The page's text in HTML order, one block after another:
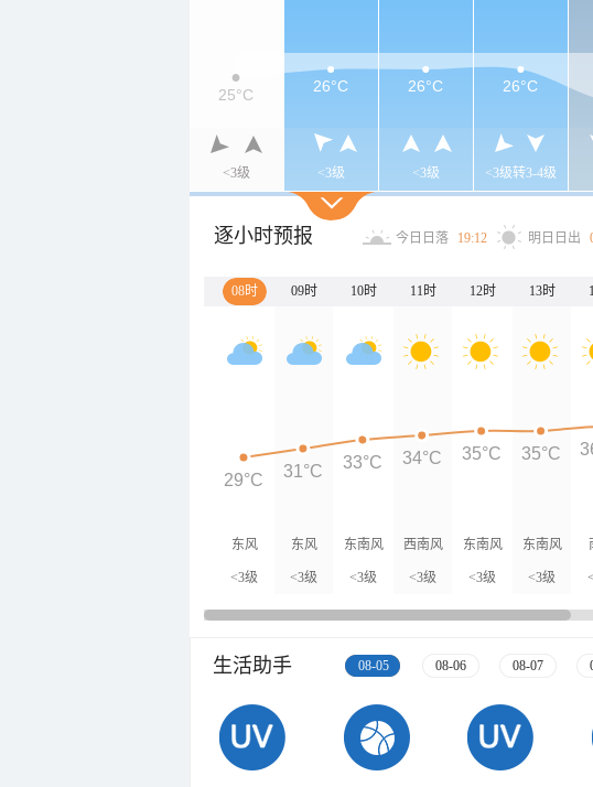
<3级 <3级 <3级 <3级转3-4级
25°C 26°C 26°C
26°C
逐小时预报 今日日落 19:12 明日日出
08时 09时 10时 11时 12时 13时
东风
<3级
东风
<3级
东南风
<3级
西南风
<3级
东南风
<3级
东南风
<3级
29°C 31°C 33°C 34°C 35°C 35°C
生活助手 08-05 08-06 08-07